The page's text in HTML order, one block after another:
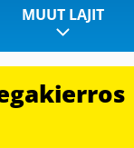
MUUT LAJIT